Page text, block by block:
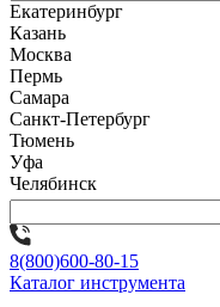
Екатеринбург
Казань
Москва
Пермь
Самара
Санкт-Петербург
Тюмень
Уфа
Челябинск
8(800)600-80-15
Каталог инструмента